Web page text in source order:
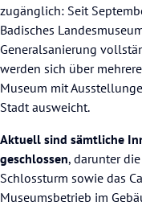
zugänglich: Seit
Badisches
Generalsanierung
werden sich über
Museum mit
Stadt ausweicht.
Aktuell sind sämtliche
geschlossen, darunter
Schlossturm sowie das
Museumsbetrieb im